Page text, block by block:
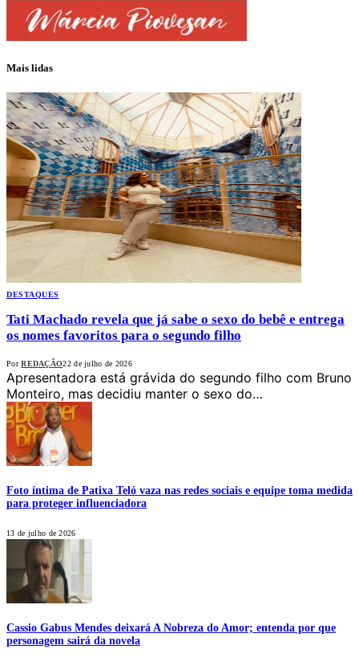
Mais lidas
DESTAQUES
Tati Machado revela que já sabe o sexo do bebê e entrega
os nomes favoritos para o segundo filho
Por REDAÇÃO22 de julho de 2026
Apresentadora está grávida do segundo filho com Bruno
Monteiro, mas decidiu manter o sexo do…
Foto íntima de Patixa Teló vaza nas redes sociais e equipe toma medida
para proteger influenciadora
13 de julho de 2026
Cassio Gabus Mendes deixará A Nobreza do Amor; entenda por que
personagem sairá da novela